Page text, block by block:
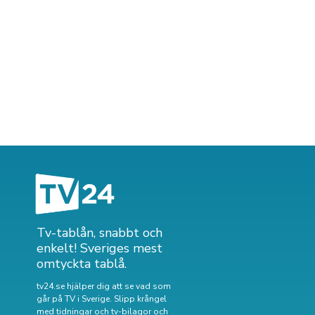
Tv-tablån, snabbt och
enkelt! Sveriges mest
omtyckta tablå.
tv24.se hjälper dig att se vad som
går på TV i Sverige. Slipp krångel
med tidningar och tv-bilagor och